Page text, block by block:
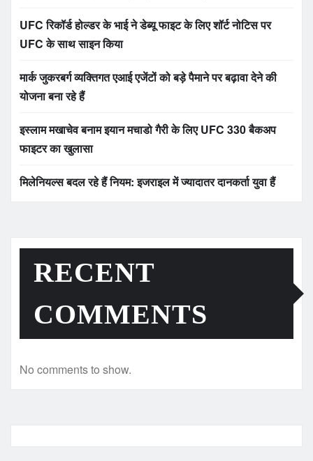
UFC रिकॉर्ड होल्डर के भाई ने डेब्यू फाइट के लिए शॉर्ट नोटिस पर
UFC के साथ साइन किया
मार्क जुकरबर्ग व्यक्तिगत एआई एजेंटों को बड़े पैमाने पर बढ़ावा देने की
योजना बना रहे हैं
इस्लाम मखाचेव बनाम इयान मचाडो गैरी के लिए UFC 330 बैकअप
फाइटर का खुलासा
मिलेनियल्स बदल रहे हैं नियम: इजराइल में ज्यादातर दानकर्ता युवा हैं
RECENT
COMMENTS
No comments to show.